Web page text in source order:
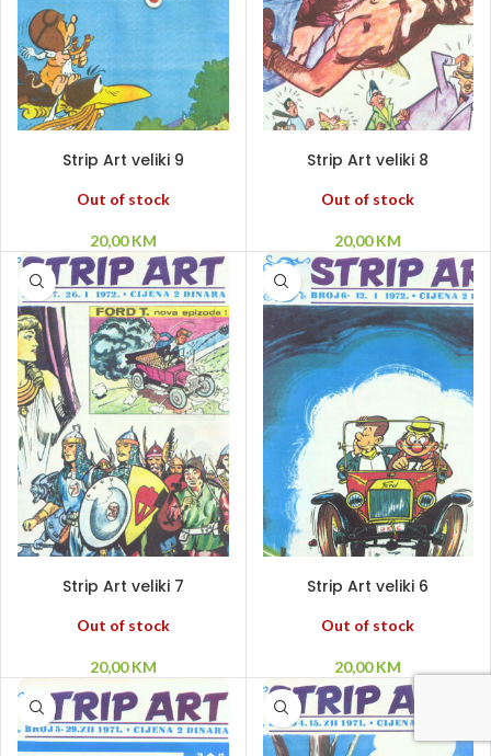
Strip Art veliki 9
Out of stock
20,00KM
Strip Art veliki 8
Out of stock
20,00KM
Strip Art veliki 7
Out of stock
20,00KM
Strip Art veliki 6
Out of stock
20,00KM